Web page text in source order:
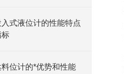
式液位计的性能特点
标
位计的*优势和性能